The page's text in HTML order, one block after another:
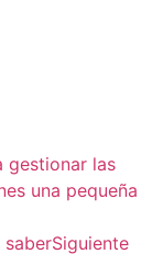
gestionar las
una pequeña
Siguiente